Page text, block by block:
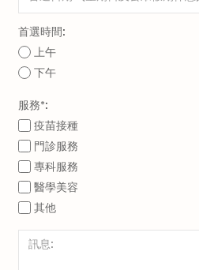
首選時間:
上午
下午
服務*:
疫苗接種
門診服務
專科服務
醫學美容
其他